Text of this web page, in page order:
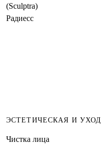
(Sculptra)
Радиесс
ЭСТЕТИЧЕСКАЯ И УХОД
Чистка лица